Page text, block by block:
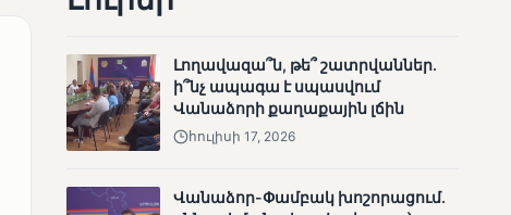
ընտրություններ՝ դեռևս
Լողավազա՞ն, թե՞ շատրվաններ.
ի՞նչ ապագա է սպասվում
Վանաձորի քաղաքային լճին
հուլիսի 17, 2026
Վանաձոր-Փամբակ խոշորացում.